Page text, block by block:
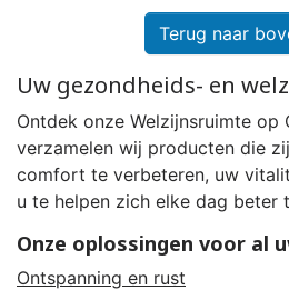
Terug naar
Uw gezondheids- en
Ontdek onze Welzijnsruimte op
verzamelen wij producten die
comfort te verbeteren, uw
u te helpen zich elke dag beter
Onze oplossingen voor al
Ontspanning en rust